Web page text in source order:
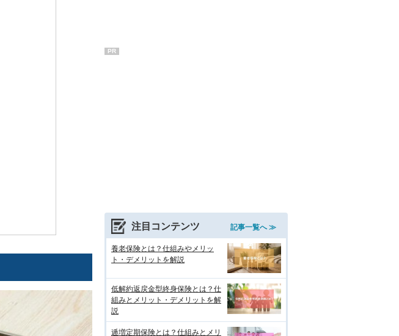
PR
注目コンテンツ 記事一覧へ ≫
養老保険とは？仕組みやメリッ
ト・デメリットを解説
低解約返戻金型終身保険とは？仕
組みとメリット・デメリットを解
説
逓増定期保険とは？仕組みとメリ